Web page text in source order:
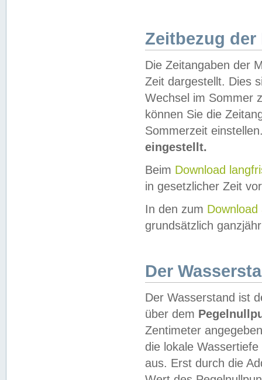
Zeitbezug der
Die Zeitangaben der
Zeit dargestellt. Dies
Wechsel im Sommer
können Sie die
Sommerzeit
eingestellt.
Beim Download
in gesetzlicher Zeit
In den zum Download
grundsätzlich
Der
Der Wasserstand ist
über dem
Zentimeter
die lokale
aus. Erst durch die